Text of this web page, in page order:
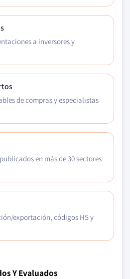
a inversores y
de compras y especialistas
en más de 30 sectores
exportación, códigos HS y
Y Evaluados